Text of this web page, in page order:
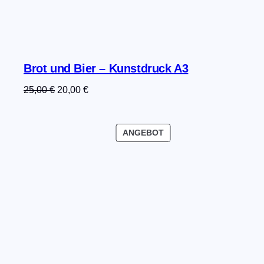
Brot und Bier – Kunstdruck A3
25,00€ Ursprünglicher
20,00 €Aktueller
ANGEBOTPRODUKT
IM